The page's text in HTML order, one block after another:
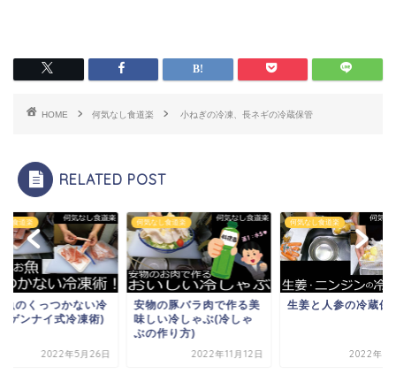
HOME 何気なし食道楽 小ねぎの冷凍、長ネギの冷蔵保管
RELATED POST
し食道楽
魚のくっつかない冷
(ゲンナイ式冷凍術)
2022年5月26日
何気なし食道楽
安物の豚バラ肉で作る美
味しい冷しゃぶ(冷しゃ
ぶの作り方)
2022年11月12日
何気なし食道楽
生姜と人参の冷蔵保
2022年5